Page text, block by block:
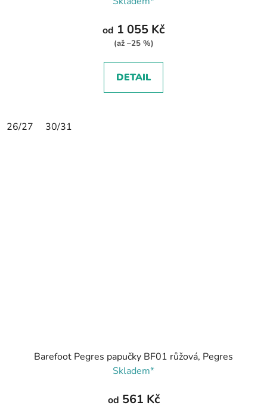
od 1 055 Kč
(až –25 %)
DETAIL
26/27 30/31
Barefoot Pegres papučky BF01 růžová, Pegres
Skladem*
od 561 Kč